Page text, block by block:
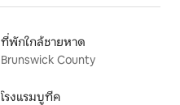
ที่พักใกล้ชายหาด
Brunswick County
โรงแรมบูทีค